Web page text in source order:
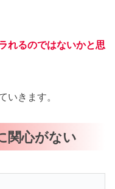
れるのではないかと思
いきます。
関心がない